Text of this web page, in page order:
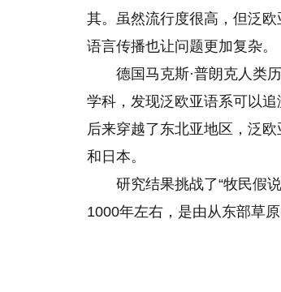
其。虽然流行度很高，但泛
语言传播也让问题更加复杂。
德国马克斯·普朗克人类
学科，发现泛欧亚语系可以
后来穿越了东北亚地区，泛
和日本。
研究结果挑战了“牧民假
1000年左右，是由从东部草